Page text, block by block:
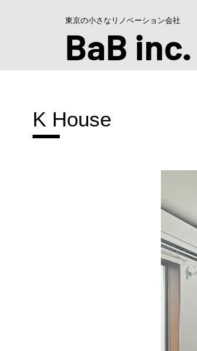
東京の小さなリノベーション会社
BaB inc.
K House